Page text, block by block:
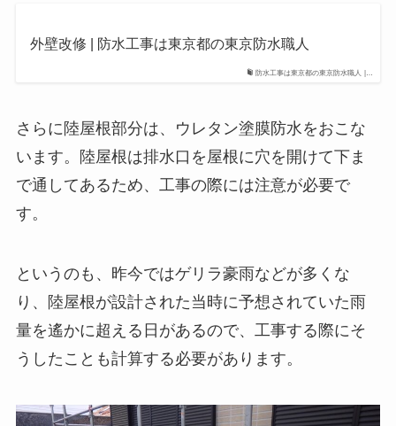
防水工事は東京都の東京防水職人 |…
外壁改修 | 防水工事は東京都の東京防水職人
さらに陸屋根部分は、ウレタン塗膜防水をおこな
います。陸屋根は排水口を屋根に穴を開けて下ま
で通してあるため、工事の際には注意が必要で
す。
というのも、昨今ではゲリラ豪雨などが多くな
り、陸屋根が設計された当時に予想されていた雨
量を遙かに超える日があるので、工事する際にそ
うしたことも計算する必要があります。